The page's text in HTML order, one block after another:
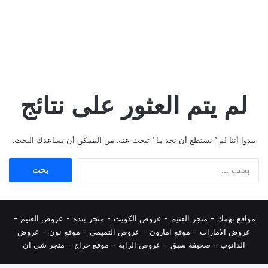
لم يتم العثور على نتائج
يبدوا أننا لم ’ نستطع أن نجد ما ’ تبحث عنه. من الممكن أن يساعدك البحث.
مواقع تهمك - متجر العثيم - عروض الكويت - متجر بنده - عروض العثيم -
عروض الامارات - موقع امازون - عروض التميمي - موقع نون - عروض
الدانوب - صحيفة سبق - عروض الراية - موقع حراج - متجر شي ان